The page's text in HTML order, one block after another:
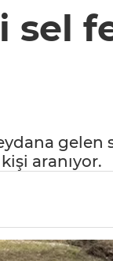
sel
gelen
kişi aranıyor.